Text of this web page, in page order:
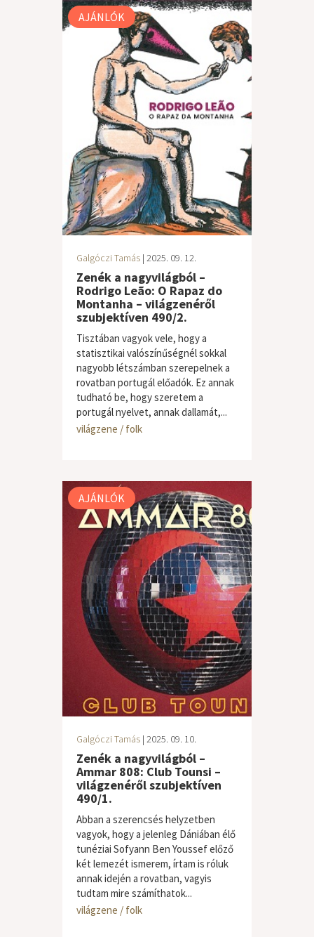
AJÁNLÓK
Galgóczi Tamás | 2025. 09. 12.
Zenék a nagyvilágból –
Rodrigo Leão: O Rapaz do
Montanha – világzenéről
szubjektíven 490/2.
Tisztában vagyok vele, hogy a
statisztikai valószínűségnél sokkal
nagyobb létszámban szerepelnek a
rovatban portugál előadók. Ez annak
tudható be, hogy szeretem a
portugál nyelvet, annak dallamát,...
világzene / folk
AJÁNLÓK
Galgóczi Tamás | 2025. 09. 10.
Zenék a nagyvilágból –
Ammar 808: Club Tounsi –
világzenéről szubjektíven
490/1.
Abban a szerencsés helyzetben
vagyok, hogy a jelenleg Dániában élő
tunéziai Sofyann Ben Youssef előző
két lemezét ismerem, írtam is róluk
annak idején a rovatban, vagyis
tudtam mire számíthatok...
világzene / folk